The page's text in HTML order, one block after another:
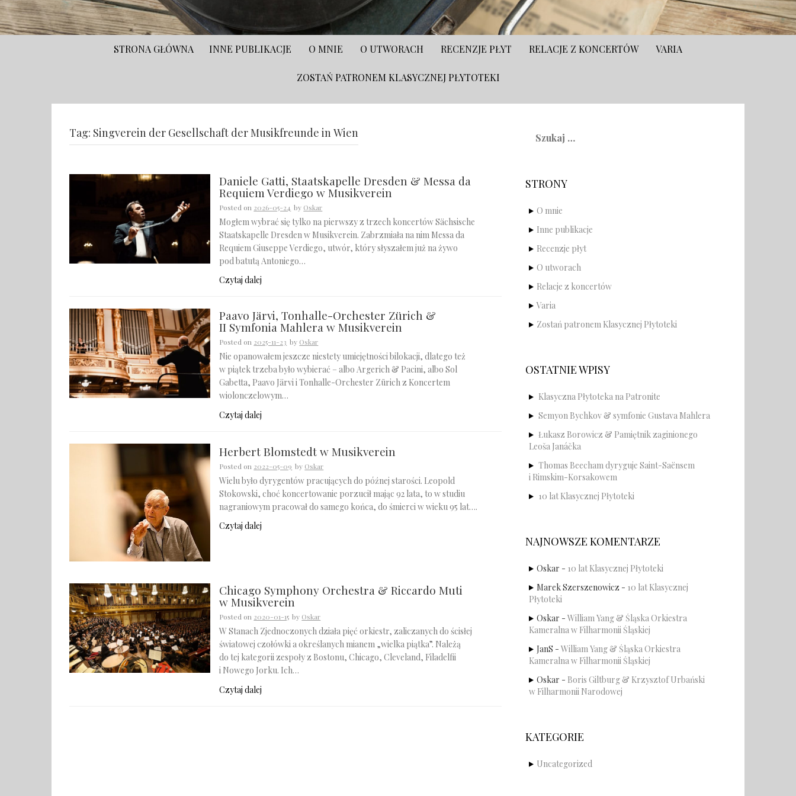
STRONA GŁÓWNA INNE PUBLIKACJE O MNIE O UTWORACH RECENZJE PŁYT RELACJE Z KONCERTÓW VARIA
ZOSTAŃ PATRONEM KLASYCZNEJ PŁYTOTEKI
Tag: Singverein der Gesellschaft der Musikfreunde in Wien
Daniele Gatti, Staatskapelle Dresden & Messa da
Requiem Verdiego w Musikverein
Posted on 2026-05-24 by Oskar
Mogłem wybrać się tylko na pierwszy z trzech koncertów Sächsische
Staatskapelle Dresden w Musikverein. Zabrzmiała na nim Messa da
Requiem Giuseppe Verdiego, utwór, który słyszałem już na żywo
pod batutą Antoniego…
Czytaj dalej
Paavo Järvi, Tonhalle-Orchester Zürich &
II Symfonia Mahlera w Musikverein
Posted on 2025-11-23 by Oskar
Nie opanowałem jeszcze niestety umiejętności bilokacji, dlatego też
w piątek trzeba było wybierać – albo Argerich & Pacini, albo Sol
Gabetta, Paavo Järvi i Tonhalle-Orchester Zürich z Koncertem
wiolonczelowym…
Czytaj dalej
Herbert Blomstedt w Musikverein
Posted on 2022-05-09 by Oskar
Wielu było dyrygentów pracujących do późnej starości. Leopold
Stokowski, choć koncertowanie porzucił mając 92 lata, to w studiu
nagraniowym pracował do samego końca, do śmierci w wieku 95 lat….
Czytaj dalej
Chicago Symphony Orchestra & Riccardo Muti
w Musikverein
Posted on 2020-01-15 by Oskar
W Stanach Zjednoczonych działa pięć orkiestr, zaliczanych do ścisłej
światowej czołówki a określanych mianem „wielka piątka”. Należą
do tej kategorii zespoły z Bostonu, Chicago, Cleveland, Filadelfii
i Nowego Jorku. Ich…
Czytaj dalej
STRONY
O mnie
Inne publikacje
Recenzje płyt
O utworach
Relacje z koncertów
Varia
Zostań patronem Klasycznej Płytoteki
OSTATNIE WPISY
Klasyczna Płytoteka na Patronite
Semyon Bychkov & symfonie Gustava Mahlera
Łukasz Borowicz & Pamiętnik zaginionego
Leoša Janáčka
Thomas Beecham dyryguje Saint-Saënsem
i Rimskim-Korsakowem
10 lat Klasycznej Płytoteki
NAJNOWSZE KOMENTARZE
Oskar - 10 lat Klasycznej Płytoteki
Marek Szerszenowicz - 10 lat Klasycznej
Płytoteki
Oskar - William Yang & Śląska Orkiestra
Kameralna w Filharmonii Śląskiej
JanS - William Yang & Śląska Orkiestra
Kameralna w Filharmonii Śląskiej
Oskar - Boris Giltburg & Krzysztof Urbański
w Filharmonii Narodowej
KATEGORIE
Uncategorized